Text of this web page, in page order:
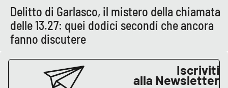
LaC Network
LaC OnAir
EDIZIONI
LOCALI
Delitto di Garlasco, il mistero della chiamata
delle 13.27: quei dodici secondi che ancora
fanno discutere
Iscriviti
alla Newsletter